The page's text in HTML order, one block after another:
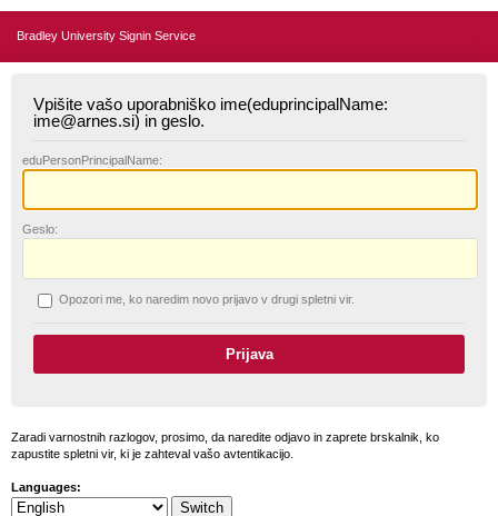
Bradley University Signin Service
Vpišite vašo uporabniško ime(eduprincipalName:
ime@arnes.si) in geslo.
eduPersonPrincipalName:
Geslo:
Opozori me, ko naredim novo prijavo v drugi spletni vir.
Zaradi varnostnih razlogov, prosimo, da naredite odjavo in zaprete brskalnik, ko
zapustite spletni vir, ki je zahteval vašo avtentikacijo.
Languages: